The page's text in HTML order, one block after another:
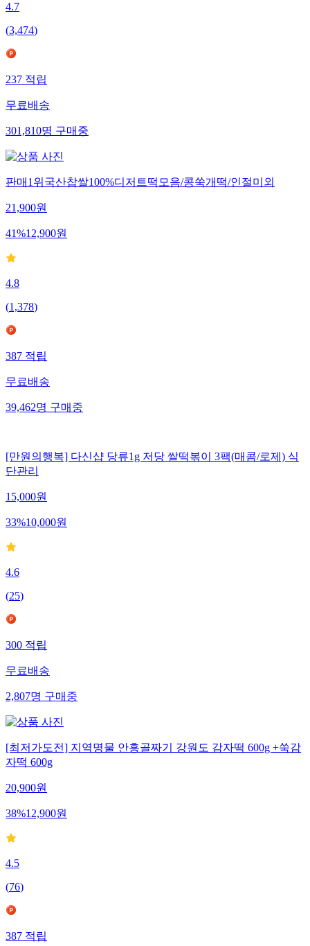
4.7
(3,474)
237적립
무료배송
301,810명구매중
판매1위국산찹쌀100%디저트떡모음/콩쑥개떡/인절미외
21,900원
41%12,900원
4.8
(1,378)
387적립
무료배송
39,462명구매중
[만원의행복] 다신샵 당류1g 저당 쌀떡볶이 3팩(매콤/로제) 식
단관리
15,000원
33%10,000원
4.6
(25)
300적립
무료배송
2,807명구매중
[최저가도전] 지역명물 안흥골짜기 강원도 감자떡 600g +쑥감
자떡 600g
20,900원
38%12,900원
4.5
(76)
387적립